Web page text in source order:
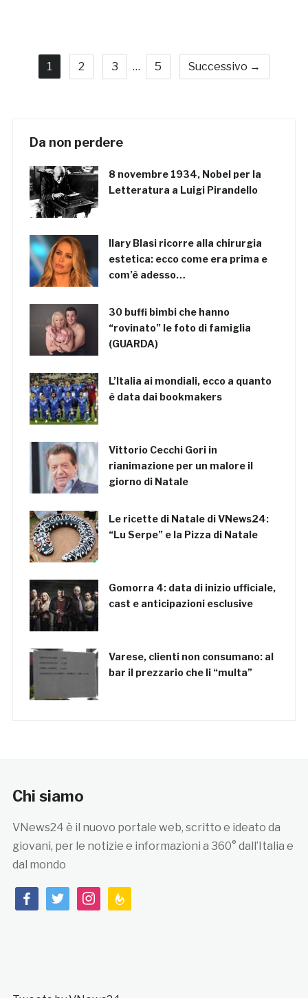
1 2 3 … 5 Successivo →
Da non perdere
8 novembre 1934, Nobel per la
Letteratura a Luigi Pirandello
Ilary Blasi ricorre alla chirurgia
estetica: ecco come era prima e
com’è adesso…
30 buffi bimbi che hanno
“rovinato” le foto di famiglia
(GUARDA)
L’Italia ai mondiali, ecco a quanto
è data dai bookmakers
Vittorio Cecchi Gori in
rianimazione per un malore il
giorno di Natale
Le ricette di Natale di VNews24:
“Lu Serpe” e la Pizza di Natale
Gomorra 4: data di inizio ufficiale,
cast e anticipazioni esclusive
Varese, clienti non consumano: al
bar il prezzario che li “multa”
Chi siamo
VNews24 è il nuovo portale web, scritto e ideato da
giovani, per le notizie e informazioni a 360° dall’Italia e
dal mondo
facebooktwitterinstagramfeedburner